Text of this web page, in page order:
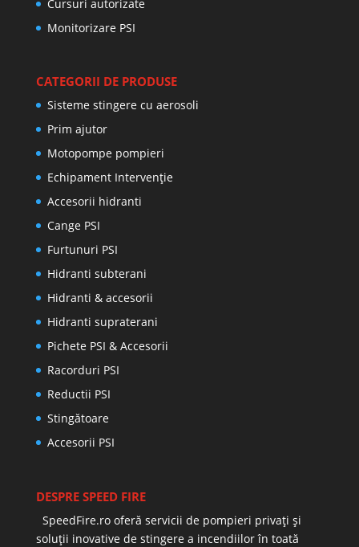
Cursuri autorizate
Monitorizare PSI
CATEGORII DE PRODUSE
Sisteme stingere cu aerosoli
Prim ajutor
Motopompe pompieri
Echipament Intervenție
Accesorii hidranti
Cange PSI
Furtunuri PSI
Hidranti subterani
Hidranti & accesorii
Hidranti supraterani
Pichete PSI & Accesorii
Racorduri PSI
Reductii PSI
Stingătoare
Accesorii PSI
DESPRE SPEED FIRE
SpeedFire.ro oferă servicii de pompieri privați și
soluții inovative de stingere a incendiilor în toată